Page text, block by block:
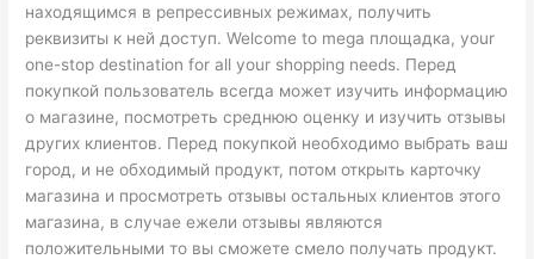
находящимся в репрессивных режимах, получить
реквизиты к ней доступ. Welcome to mega площадка, your
one-stop destination for all your shopping needs. Перед
покупкой пользователь всегда может изучить информацию
о магазине, посмотреть среднюю оценку и изучить отзывы
других клиентов. Перед покупкой необходимо выбрать ваш
город, и не обходимый продукт, потом открыть карточку
магазина и просмотреть отзывы остальных клиентов этого
магазина, в случае ежели отзывы являются
положительными то вы сможете смело получать продукт.